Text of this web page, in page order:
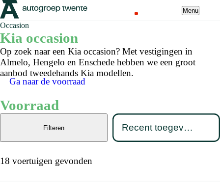
Menu
Occasion
Kia occasion
Op zoek naar een Kia occasion? Met vestigingen in
Almelo, Hengelo en Enschede hebben we een groot
aanbod tweedehands Kia modellen.
Voorraad
Ga naar de voorraad
18 voertuigen gevonden
Filteren